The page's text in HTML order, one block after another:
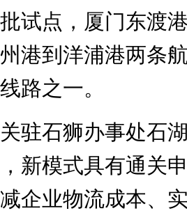
试点，厦门东渡
港到洋浦港两条
路之一。
石狮办事处石湖
新模式具有通关
企业物流成本、